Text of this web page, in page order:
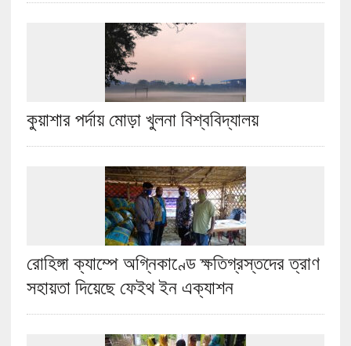
কুয়াশার পর্দায় মোড়া খুলনা বিশ্ববিদ্যালয়
রোহিঙ্গা ক্যাম্পে অগ্নিকাণ্ডে ক্ষতিগ্রস্তদের ত্রাণ
সহায়তা দিয়েছে ফেইথ ইন এক্যাশন